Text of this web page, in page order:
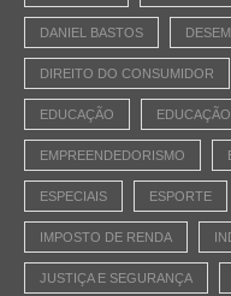
DANIEL BASTOS
DIREITO DO CONSUMIDOR
EDUCAÇÃO
EMPREENDEDORISMO
ESPECIAIS ESPORTE
IMPOSTO DE RENDA
JUSTIÇA E SEGURANÇA